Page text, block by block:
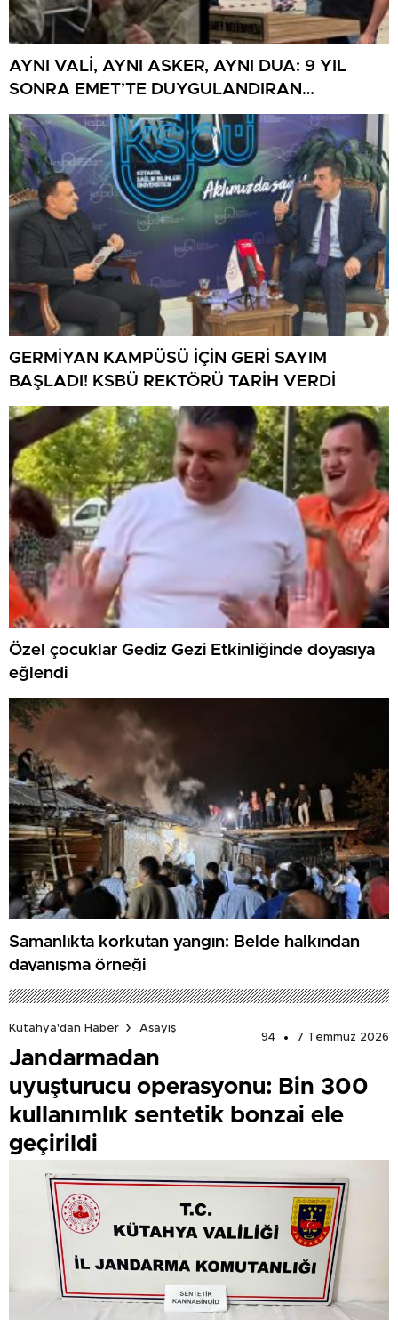
AYNI VALİ, AYNI ASKER, AYNI DUA: 9 YIL
SONRA EMET’TE DUYGULANDIRAN
BULUŞMA
GERMİYAN KAMPÜSÜ İÇİN GERİ SAYIM
BAŞLADI! KSBÜ REKTÖRÜ TARİH VERDİ
Özel çocuklar Gediz Gezi Etkinliğinde doyasıya
eğlendi
Samanlıkta korkutan yangın: Belde halkından
dayanışma örneği
Kütahya'dan Haber
Asayiş
94
7 Temmuz 2026
Jandarmadan
uyuşturucu operasyonu: Bin 300
kullanımlık sentetik bonzai ele
geçirildi